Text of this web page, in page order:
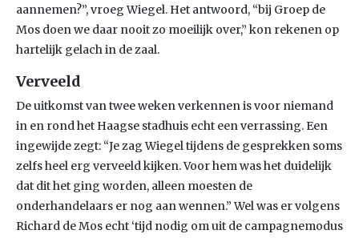
aannemen?”, vroeg Wiegel. Het antwoord, “bij Groep de
Mos doen we daar nooit zo moeilijk over,” kon rekenen op
hartelijk gelach in de zaal.
Verveeld
De uitkomst van twee weken verkennen is voor niemand
in en rond het Haagse stadhuis echt een verrassing. Een
ingewijde zegt: “Je zag Wiegel tijdens de gesprekken soms
zelfs heel erg verveeld kijken. Voor hem was het duidelijk
dat dit het ging worden, alleen moesten de
onderhandelaars er nog aan wennen.” Wel was er volgens
Richard de Mos echt ‘tijd nodig om uit de campagnemodus